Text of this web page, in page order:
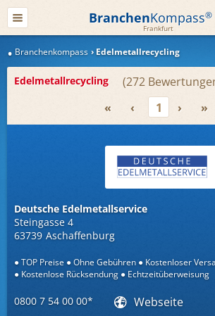
BranchenKompass®
Frankfurt
Branchenkompass Edelmetallrecycling
Edelmetallrecycling
272
«
‹ 1 › »
Deutsche Edelmetallservice
Steingasse 4
63739 Aschaffenburg
TOP Preise Ohne Gebühren
Kostenloser
Kostenlose Rücksendung
Echtzeitüberweisung
0800 7 54 00 00*
Webseite